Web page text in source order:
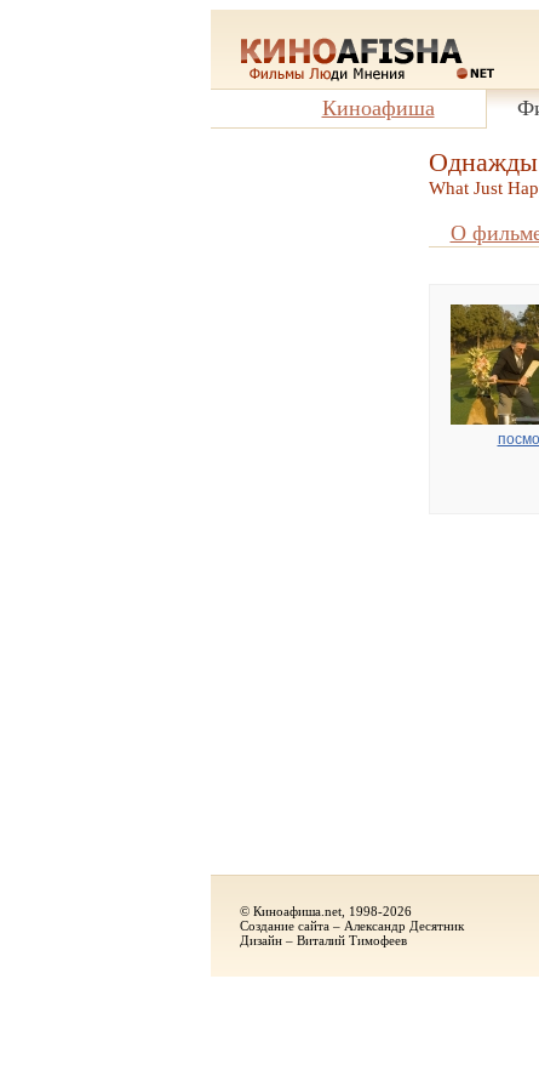
Киноафиша
Однажды
What Just
О
© Киноафиша.net, 1998-2026
Создание сайта – Александр Десятник
Дизайн – Виталий Тимофеев